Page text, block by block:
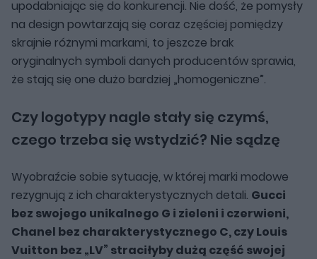
upodabniając się do konkurencji. Nie dość, że pomysły
na design powtarzają się coraz częściej pomiędzy
skrajnie różnymi markami, to jeszcze brak
oryginalnych symboli danych producentów sprawia,
że stają się one dużo bardziej „homogeniczne”.
Czy logotypy nagle stały się czymś,
czego trzeba się wstydzić? Nie sądzę
Wyobraźcie sobie sytuację, w której marki modowe
rezygnują z ich charakterystycznych detali. Gucci
bez swojego unikalnego G i zieleni i czerwieni,
Chanel bez charakterystycznego C, czy Louis
Vuitton bez „LV” straciłyby dużą część swojej